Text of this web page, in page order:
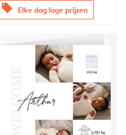
offers Elke dag lage prijzen